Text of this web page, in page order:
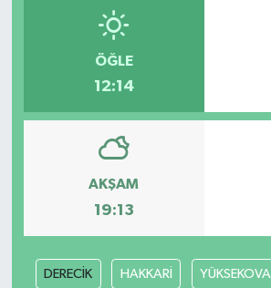
ÖĞLE
12:14
AKŞAM
19:13
DERECİK HAKKARİ YÜKSEKOVA